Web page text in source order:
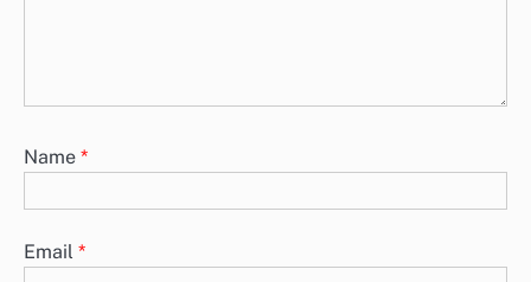
Name *
Email *